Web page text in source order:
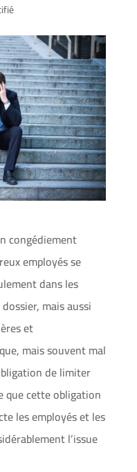
congédiement
employés se
dans les
mais aussi
et
mais souvent mal
de limiter
que cette obligation
les employés et les
l’issue